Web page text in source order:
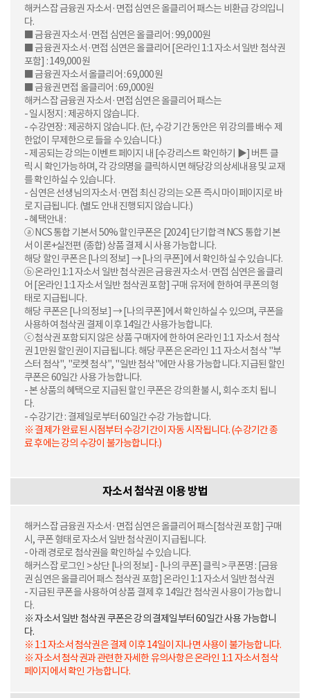
해커스잡 금융권 자소서·면접 심연은 올클리어 패스는 비환급 강의입니
다.
■ 금융권 자소서·면접 심연은 올클리어 : 99,000원
■ 금융권 자소서·면접 심연은 올클리어 [온라인 1:1 자소서 일반 첨삭권
포함] : 149,000원
■ 금융권 자소서 올클리어 : 69,000원
■ 금융권 면접 올클리어 : 69,000원
해커스잡 금융권 자소서·면접 심연은 올클리어 패스는
- 일시정지 : 제공하지 않습니다.
- 수강연장 : 제공하지 않습니다. (단, 수강 기간 동안은 위 강의를 배수 제
한없이 무제한으로 들을 수 있습니다.)
- 제공되는 강의는 이벤트 페이지 내 [수강리스트 확인하기 ▶] 버튼 클
릭 시 확인가능하며, 각 강의명을 클릭하시면 해당강의 상세내용 및 교재
를 확인하실 수 있습니다.
- 심연은 선생님의 자소서·면접 최신 강의는 오픈 즉시 마이페이지로 바
로 지급됩니다. (별도 안내 진행되지 않습니다.)
- 혜택안내 :
ⓐ NCS 통합 기본서 50% 할인쿠폰은 [2024] 단기합격 NCS 통합 기본
서 이론+실전편 (종합) 상품 결제 시 사용 가능합니다.
해당 할인 쿠폰은 [나의 정보] → [나의 쿠폰]에서 확인하실 수 있습니다.
ⓑ 온라인 1:1 자소서 일반 첨삭권은 금융권 자소서·면접 심연은 올클리
어 [온라인 1:1 자소서 일반 첨삭권 포함] 구매 유저에 한하여 쿠폰의 형
태로 지급됩니다.
해당 쿠폰은 [나의 정보] → [나의 쿠폰]에서 확인하실 수 있으며, 쿠폰을
사용하여 첨삭권 결제 이후 14일간 사용가능합니다.
ⓒ 첨삭권 포함되지 않은 상품 구매자에 한하여 온라인 1:1 자소서 첨삭
권 1만원 할인권이 지급됩니다. 해당 쿠폰은 온라인 1:1 자소서 첨삭 "부
스터 첨삭", "로켓 첨삭", "일반 첨삭"에만 사용 가능합니다. 지급된 할인
쿠폰은 60일간 사용 가능합니다.
- 본 상품의 혜택으로 지급된 할인 쿠폰은 강의 환불 시, 회수 조치 됩니
다.
- 수강기간 : 결제일로부터 60일간 수강 가능합니다.
※ 결제가 완료된 시점부터 수강기간이 자동 시작됩니다. (수강기간 종
료 후에는 강의 수강이 불가능합니다.)
자소서 첨삭권 이용 방법
해커스잡 금융권 자소서·면접 심연은 올클리어 패스[첨삭권 포함] 구매
시, 쿠폰 형태로 자소서 일반 첨삭권이 지급됩니다.
- 아래 경로로 첨삭권을 확인하실 수 있습니다.
해커스잡 로그인 > 상단 [나의 정보] - [나의 쿠폰] 클릭 > 쿠폰명 : [금융
권 심연은 올클리어 패스 첨삭권 포함] 온라인 1:1 자소서 일반 첨삭권
- 지급된 쿠폰을 사용하여 상품 결제 후 14일간 첨삭권 사용이 가능합니
다.
※ 자소서 일반 첨삭권 쿠폰은 강의 결제일부터 60일간 사용 가능합니
다.
※ 1:1 자소서 첨삭권은 결제 이후 14일이 지나면 사용이 불가능합니다.
※ 자소서 첨삭권과 관련한 자세한 유의사항은 온라인 1:1 자소서 첨삭
페이지에서 확인 가능합니다.